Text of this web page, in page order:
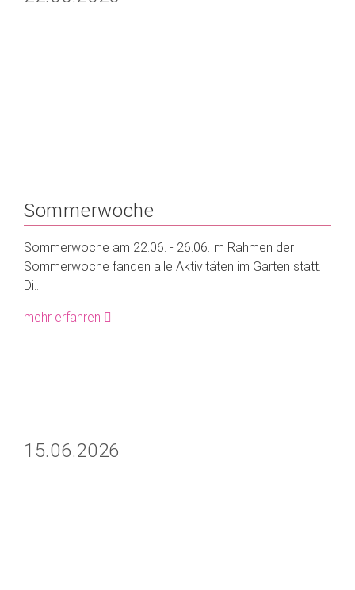
Sommerwoche
Sommerwoche am 22.06. - 26.06.Im Rahmen der
Sommerwoche fanden alle Aktivitäten im Garten statt.
Di...
mehr erfahren
15.06.2026